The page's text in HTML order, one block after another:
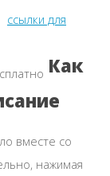
ссылки для
Как
вместе со
нажимая